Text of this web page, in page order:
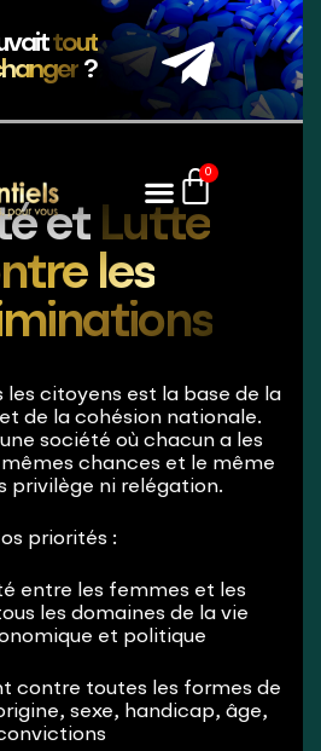
tout
?
0
et Lutte
les
les citoyens est la base de la
de la cohésion nationale.
société où chacun a les
chances et le même
privilège ni relégation.
priorités :
entre les femmes et les
les domaines de la vie
et politique
contre toutes les formes de
sexe, handicap, âge,